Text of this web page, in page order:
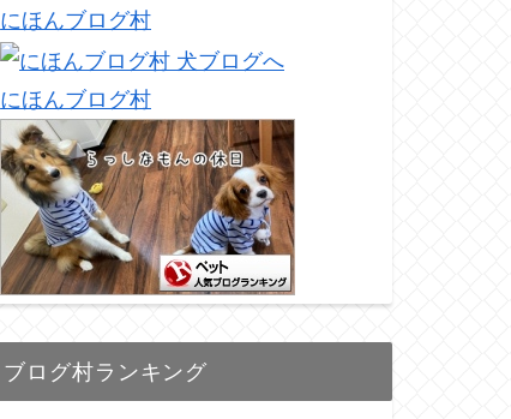
にほんブログ村
にほんブログ村
ブログ村ランキング